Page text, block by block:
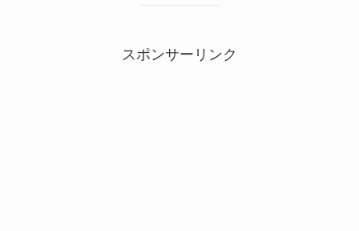
スポンサーリンク